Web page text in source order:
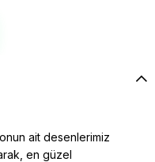
ait desenlerimiz
en güzel